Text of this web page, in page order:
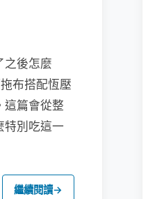
之後怎麼
布搭配恆壓
這篇會從整
特別吃這一
繼續閱讀→